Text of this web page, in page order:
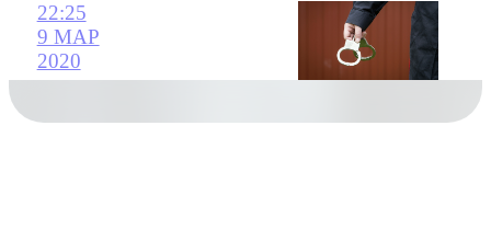
22:25
9 МАР
2020